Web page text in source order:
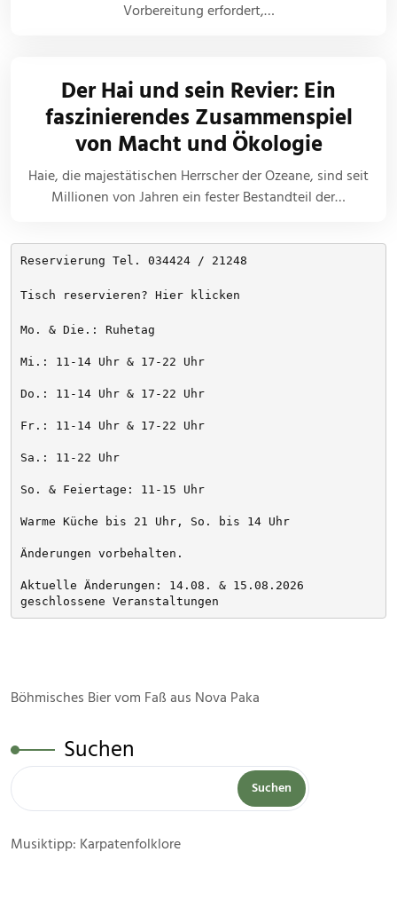
Vorbereitung erfordert,…
Der Hai und sein Revier: Ein
faszinierendes Zusammenspiel
von Macht und Ökologie
Haie, die majestätischen Herrscher der Ozeane, sind seit
Millionen von Jahren ein fester Bestandteil der…
Reservierung Tel. 034424 / 21248
Tisch reservieren? Hier klicken
Mo. & Die.: Ruhetag
Mi.: 11-14 Uhr & 17-22 Uhr
Do.: 11-14 Uhr & 17-22 Uhr
Fr.: 11-14 Uhr & 17-22 Uhr
Sa.: 11-22 Uhr
So. & Feiertage: 11-15 Uhr
Warme Küche bis 21 Uhr, So. bis 14 Uhr
Änderungen vorbehalten.
Aktuelle Änderungen: 14.08. & 15.08.2026
geschlossene Veranstaltungen
Böhmisches Bier vom Faß aus Nova Paka
Suchen
Suchen
Musiktipp: Karpatenfolklore